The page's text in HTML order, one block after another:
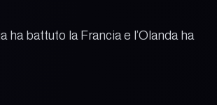
battuto la Francia e l’Olanda ha